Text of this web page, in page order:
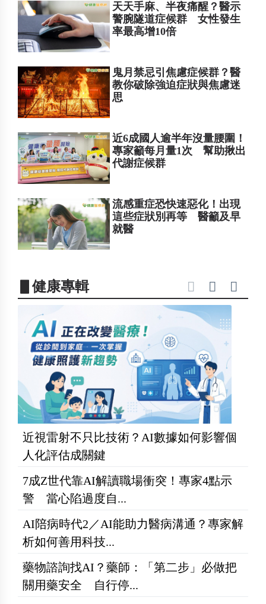
天天手麻、半夜痛醒？醫示
警腕隧道症候群 女性發生
率最高增10倍
鬼月禁忌引焦慮症候群？醫
教你破除強迫症狀與焦慮迷
思
近6成國人逾半年沒量腰圍！
專家籲每月量1次 幫助揪出
代謝症候群
流感重症恐快速惡化！出現
這些症狀別再等 醫籲及早
就醫
▋健康專輯
近視雷射不只比技術？AI數據如何影響個
人化評估成關鍵
7成Z世代靠AI解讀職場衝突！專家4點示
警 當心陷過度自...
AI陪病時代2／AI能助力醫病溝通？專家解
析如何善用科技...
藥物諮詢找AI？藥師：「第二步」必做把
關用藥安全 自行停...